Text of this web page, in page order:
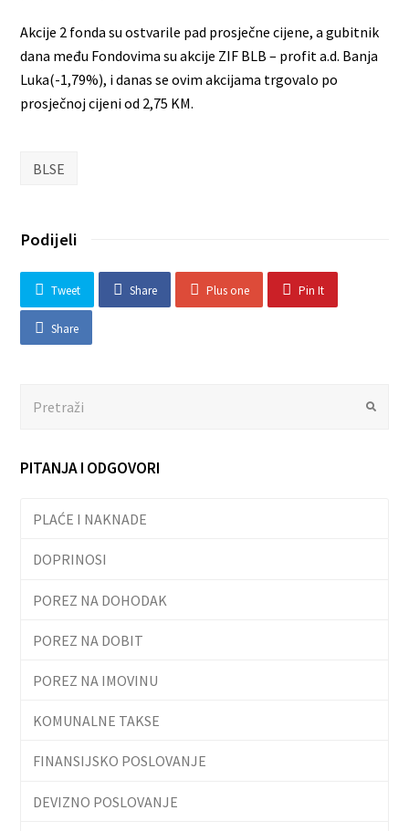
Akcije 2 fonda su ostvarile pad prosječne cijene, a gubitnik
dana među Fondovima su akcije ZIF BLB – profit a.d. Banja
Luka(-1,79%), i danas se ovim akcijama trgovalo po
prosječnoj cijeni od 2,75 KM.
BLSE
Podijeli
Tweet Share Plus one Pin It
Share
Submit
PITANJA I ODGOVORI
PLAĆE I NAKNADE
DOPRINOSI
POREZ NA DOHODAK
POREZ NA DOBIT
POREZ NA IMOVINU
KOMUNALNE TAKSE
FINANSIJSKO POSLOVANJE
DEVIZNO POSLOVANJE